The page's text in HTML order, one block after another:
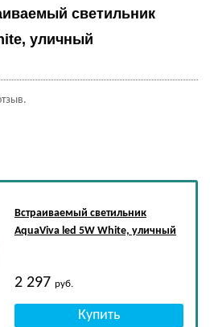
светильник
уличный
Встраиваемый светильник
AquaViva led 5W White, уличный
2 297 руб.